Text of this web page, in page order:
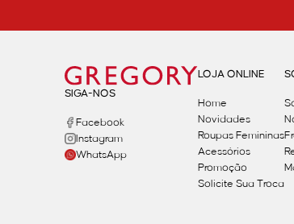
SIGA-NOS
Facebook
Instagram
WhatsApp
LOJA ONLINE
Home
Novidades
Roupas Femininas
Acessórios
Promoção
Solicite Sua Troca